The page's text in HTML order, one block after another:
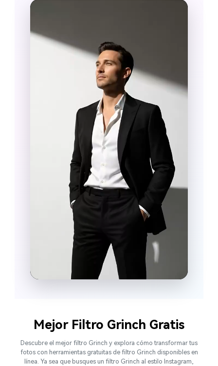
Mejor Filtro Grinch Gratis
Descubre el mejor filtro Grinch y explora cómo transformar tus
fotos con herramientas gratuitas de filtro Grinch disponibles en
línea. Ya sea que busques un filtro Grinch al estilo Instagram,